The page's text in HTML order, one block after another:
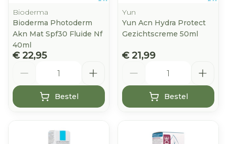
Bioderma
Bioderma Photoderm
Akn Mat Spf30 Fluide Nf
40ml
€ 22,95
Bestel
Yun
Yun Acn Hydra Protect
Gezichtscreme 50ml
€ 21,99
Bestel